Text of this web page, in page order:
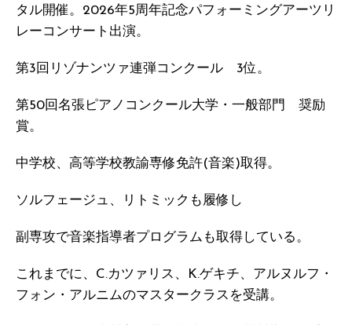
タル開催。2026年5周年記念パフォーミングアーツリ
レーコンサート出演。
第3回リゾナンツァ連弾コンクール 3位。
第50回名張ピアノコンクール大学・一般部門 奨励
賞。
中学校、高等学校教諭専修免許(音楽)取得。
ソルフェージュ、リトミックも履修し
副専攻で音楽指導者プログラムも取得している。
これまでに、C.カツァリス、K.ゲキチ、アルヌルフ・
フォン・アルニムのマスタークラスを受講。